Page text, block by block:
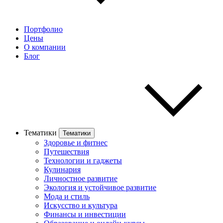
Портфолио
Цены
О компании
Блог
Тематики Тематики
Здоровье и фитнес
Путешествия
Технологии и гаджеты
Кулинария
Личностное развитие
Экология и устойчивое развитие
Мода и стиль
Искусство и культура
Финансы и инвестиции